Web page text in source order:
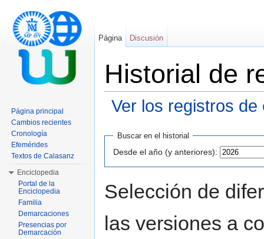
Historial de
Ver los registros de
Buscar en el historial
Desde el año (y anteriores):
Selección de
las versiones a
Página Discusión
Página principal
Cambios recientes
Cronología
Efemérides
Textos de Calasanz
Enciclopedia
Portal de la
Enciclopedia
Familia
Demarcaciones
Presencias por
Demarcación